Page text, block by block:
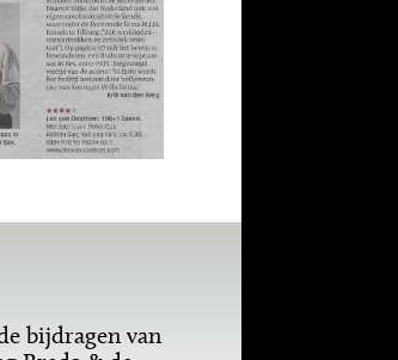
bijdragen van